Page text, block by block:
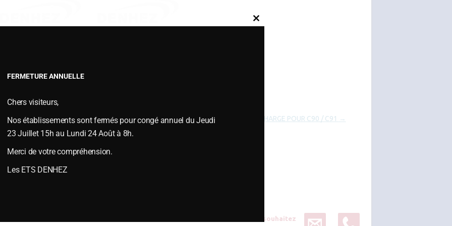
VERSOIRS TYPE JOUTEL
VERSOIRS TYPE VIAUD
C56 / C57
RECHARGE POUR C90 / C91 →
Vous souhaitez
FERMETURE ANNUELLE
Chers visiteurs,
Nos établissements sont fermés pour congé annuel du Jeudi
23 Juillet 15h au Lundi 24 Août à 8h.
Merci de votre compréhension.
Les ETS DENHEZ